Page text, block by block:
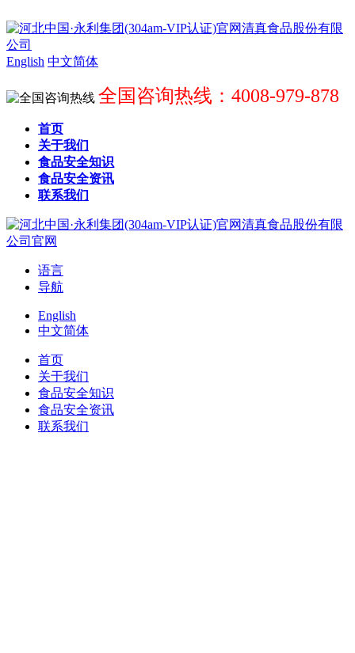
English 中文简体
全国咨询热线：4008-979-878
首页
关于我们
食品安全知识
食品安全资讯
联系我们
语言
导航
English
中文简体
首页
关于我们
食品安全知识
食品安全资讯
联系我们